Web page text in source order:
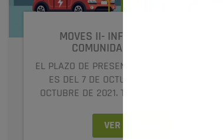
MOVES II- INFRAESTRUCTURAS
COMUNIDAD VALENCIANA
EL PLAZO DE PRESENTACIÓN DE SOLICITUDES
ES DEL 7 DE OCTUBRE DE 2020 AL 7 DE
OCTUBRE DE 2021. Toda la información de...
VER DETALLE